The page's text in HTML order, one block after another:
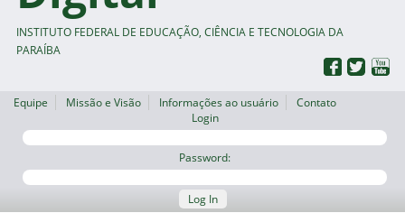
INSTITUTO FEDERAL DE EDUCAÇÃO, CIÊNCIA E TECNOLOGIA DA
PARAÍBA
Equipe Missão e Visão Informações ao usuário
Contato
Login
Password:
Log In